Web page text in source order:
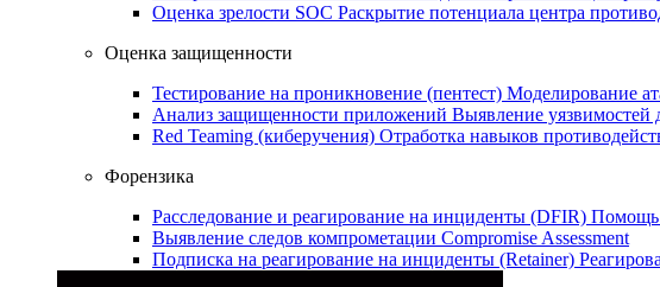
Оценка зрелости SOC Раскрытие потенциала центра
Оценка защищенности
Тестирование на проникновение (пентест) Моделирование
Анализ защищенности приложений Выявление уязвимостей
Red Teaming (киберучения) Отработка навыков
Форензика
Расследование и реагирование на инциденты (DFIR) Помощь
Выявление следов компрометации Compromise Assessment
Подписка на реагирование на инциденты (Retainer)